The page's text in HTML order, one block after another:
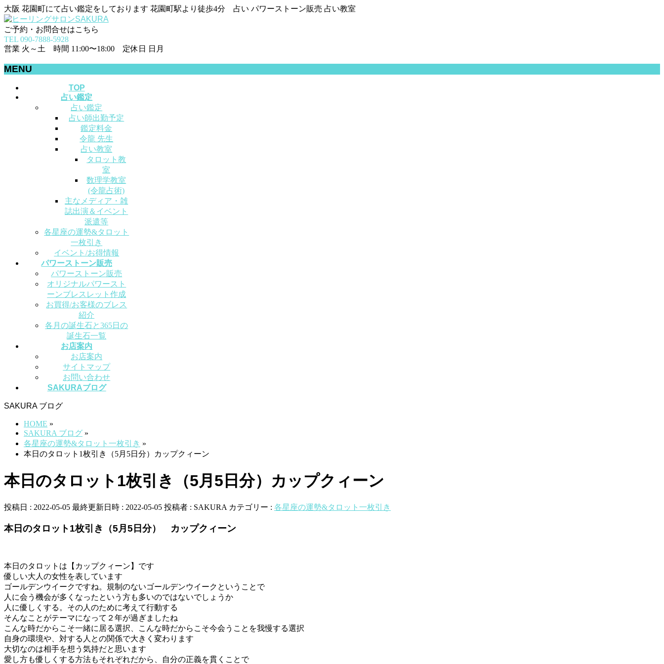
大阪 花園町にて占い鑑定をしております 花園町駅より徒歩4分 占い パワーストーン販売 占い教室
ご予約・お問合せはこちら
TEL 090-7888-5928
営業 火～土 時間 11:00〜18:00 定休日 日月
MENU
TOP
占い鑑定
占い鑑定
占い師出勤予定
鑑定料金
令龍 先生
占い教室
タロット教
室
数理学教室
(令龍占術)
主なメディア・雑
誌出演＆イベント
派遣等
各星座の運勢&タロット
一枚引き
イベント/お得情報
パワーストーン販売
パワーストーン販売
オリジナルパワースト
ーンブレスレット作成
お買得/お客様のブレス
紹介
各月の誕生石と365日の
誕生石一覧
お店案内
お店案内
サイトマップ
お問い合わせ
SAKURAブログ
SAKURA ブログ
HOME »
SAKURA ブログ »
各星座の運勢&タロット一枚引き »
本日のタロット1枚引き（5月5日分）カップクィーン
本日のタロット1枚引き（5月5日分）カップクィーン
投稿日 : 2022-05-05 最終更新日時 : 2022-05-05 投稿者 : SAKURA カテゴリー : 各星座の運勢&タロット一枚引き
本日のタロット1枚引き（5月5日分） カップクィーン
本日のタロットは【カップクィーン】です
優しい大人の女性を表しています
ゴールデンウイークですね。規制のないゴールデンウイークということで
人に会う機会が多くなったという方も多いのではないでしょうか
人に優しくする。その人のために考えて行動する
そんなことがテーマになって２年が過ぎましたね
こんな時だからこそ一緒に居る選択、こんな時だからこそ今会うことを我慢する選択
自身の環境や、対する人との関係で大きく変わります
大切なのは相手を想う気持だと思います
愛し方も優しくする方法もそれぞれだから、自分の正義を貫くことで